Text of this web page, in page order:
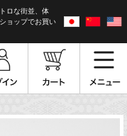
ロな街並、体
ョップでお買い